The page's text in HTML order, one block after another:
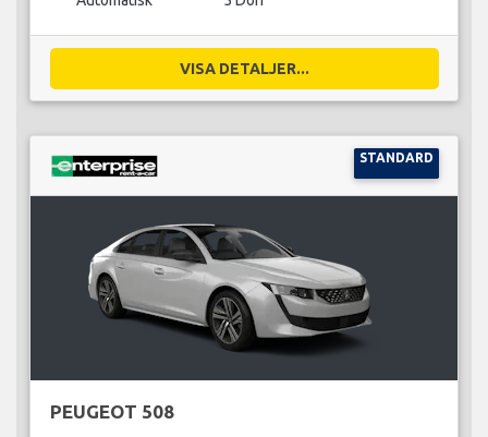
VISA DETALJER...
STANDARD
PEUGEOT 508